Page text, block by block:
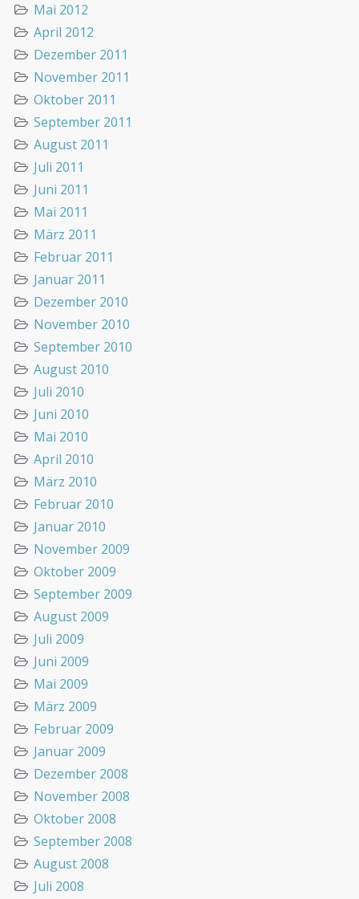
Mai 2012
April 2012
Dezember 2011
November 2011
Oktober 2011
September 2011
August 2011
Juli 2011
Juni 2011
Mai 2011
März 2011
Februar 2011
Januar 2011
Dezember 2010
November 2010
September 2010
August 2010
Juli 2010
Juni 2010
Mai 2010
April 2010
März 2010
Februar 2010
Januar 2010
November 2009
Oktober 2009
September 2009
August 2009
Juli 2009
Juni 2009
Mai 2009
März 2009
Februar 2009
Januar 2009
Dezember 2008
November 2008
Oktober 2008
September 2008
August 2008
Juli 2008